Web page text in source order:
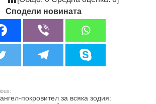
Сподели новината
покровител за всяка зодия: